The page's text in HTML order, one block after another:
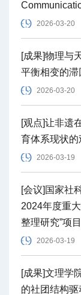
2026-03-20
[成果]物理与
平衡相变的
2026-03-20
[观点]让非遗
育体系现状
2026-03-19
[会议]国家社
2024年度重
整理研究”项
2026-03-19
[成果]文理学
的社团结构驱